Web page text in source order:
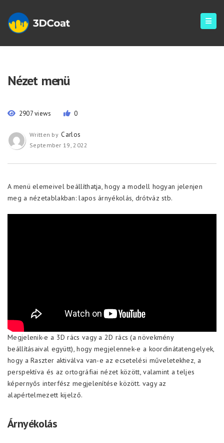
Nézet menü
2907 views 0
Written by Carlos
September 19, 2022
A menü elemeivel beállíthatja, hogy a modell hogyan jelenjen
meg a nézetablakban: lapos árnyékolás, drótváz stb.
Megjelenik-e a 3D rács vagy a 2D rács (a növekmény
beállításaival együtt), hogy megjelennek-e a koordinátatengelyek,
hogy a Raszter aktiválva van-e az ecsetelési műveletekhez, a
perspektíva és az ortográfiai nézet között, valamint a teljes
képernyős interfész megjelenítése között. vagy az
alapértelmezett kijelző.
Árnyékolás